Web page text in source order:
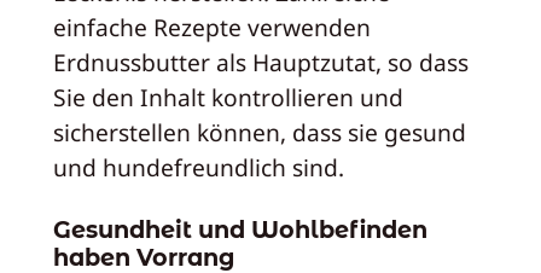
einfache Rezepte verwenden
Erdnussbutter als Hauptzutat, so dass
Sie den Inhalt kontrollieren und
sicherstellen können, dass sie gesund
und hundefreundlich sind.
Gesundheit und Wohlbefinden
haben Vorrang